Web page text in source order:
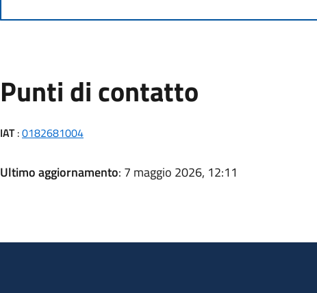
Punti di contatto
IAT:0182681004
Ultimo aggiornamento: 7 maggio 2026, 12:11